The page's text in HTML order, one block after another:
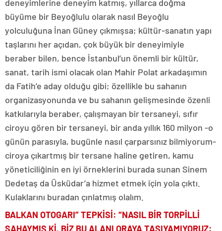
deneyimlerine deneyim katmış, yıllarca doğma
büyüme bir Beyoğlulu olarak nasıl Beyoğlu
yolculuğuna İnan Güney çıkmışsa; kültür-sanatın yapı
taşlarını her açıdan, çok büyük bir deneyimiyle
beraber bilen, bence İstanbul’un önemli bir kültür,
sanat, tarih ismi olacak olan Mahir Polat arkadaşımın
da Fatih’e aday olduğu gibi; özellikle bu sahanın
organizasyonunda ve bu sahanın gelişmesinde özenli
katkılarıyla beraber, çalışmayan bir tersaneyi, sıfır
ciroyu gören bir tersaneyi, bir anda yıllık 160 milyon -o
günün parasıyla, bugünle nasıl çarparsınız bilmiyorum-
ciroya çıkartmış bir tersane haline getiren, kamu
yöneticiliğinin en iyi örneklerini burada sunan Sinem
Dedetaş da Üsküdar’a hizmet etmek için yola çıktı.
Kulaklarını buradan çınlatmış olalım.
BALKAN OTOGARI” TEPKİSİ: “NASIL BİR TORPİLLİ
SAHAYMIŞ Kİ, BİZ BU ALANI ORAYA TAŞIYAMIYORUZ: